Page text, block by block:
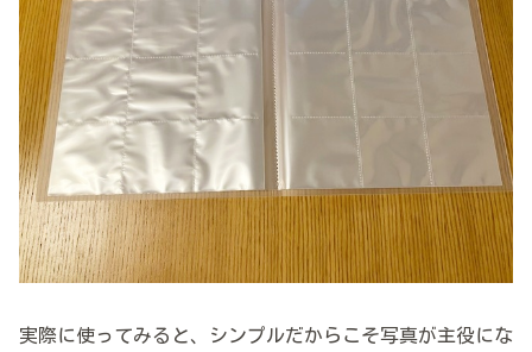
実際に使ってみると、シンプルだからこそ写真が主役にな